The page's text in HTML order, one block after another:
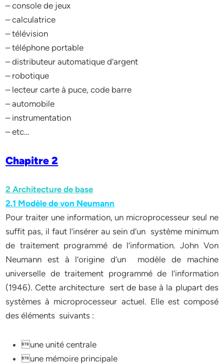
– console de jeux
– calculatrice
– télévision
– téléphone portable
– distributeur automatique d’argent
– robotique
– lecteur carte à puce, code barre
– automobile
– instrumentation
– etc…
Chapitre 2
2 Architecture de base
2.1 Modèle de von Neumann
Pour traiter une information, un microprocesseur seul ne
suffit pas, il faut l’insérer au sein d’un système minimum
de traitement programmé de l’information. John Von
Neumann est à l’origine d’un modèle de machine
universelle de traitement programmé de l’information
(1946). Cette architecture sert de base à la plupart des
systèmes à microprocesseur actuel. Elle est composé
des éléments suivants :
une unité centrale
une mémoire principale